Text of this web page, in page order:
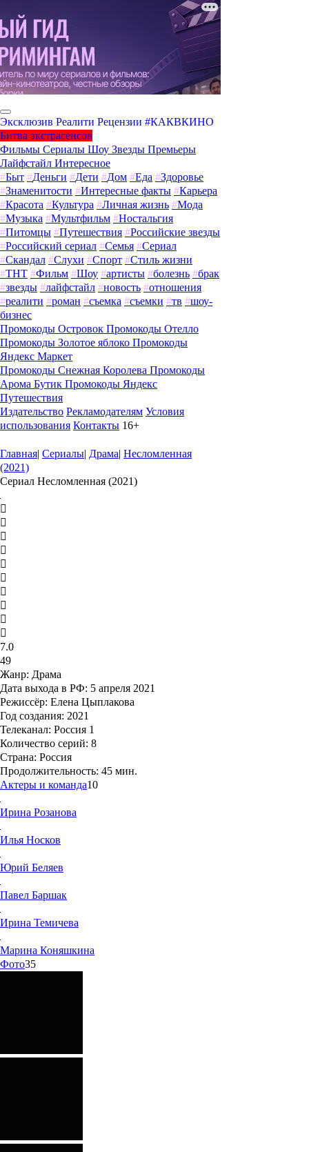
Эксклюзив Реалити Рецензии #КАКВКИНО
Битва экстрасенсов
Фильмы Сериалы Шоу Звезды Премьеры
Лайфстайл Интересное
#Быт #Деньги #Дети #Дом #Еда #Здоровье
#Знаменитости #Интересные факты #Карьера
#Красота #Культура #Личная жизнь #Мода
#Музыка #Мультфильм #Ностальгия
#Питомцы #Путешествия #Российские звезды
#Российский сериал #Семья #Сериал
#Скандал #Слухи #Спорт #Стиль жизни
#ТНТ #Фильм #Шоу #артисты #болезнь #брак
#звезды #лайфстайл #новость #отношения
#реалити #роман #съемка #съемки #тв #шоу-
бизнес
Промокоды Островок Промокоды Отелло
Промокоды Золотое яблоко Промокоды
Яндекс Маркет
Промокоды Снежная Королева Промокоды
Арома Бутик Промокоды Яндекс
Путешествия
Издательство Рекламодателям Условия
использования Контакты 16+
Главная| Сериалы| Драма| Несломленная
(2021)
Сериал Несломленная (2021)
7.0
49
Жанр: Драма
Дата выхода в РФ: 5 апреля 2021
Режиссёр: Елена Цыплакова
Год создания: 2021
Телеканал: Россия 1
Количество серий: 8
Страна: Россия
Продолжительность: 45 мин.
Актеры и команда10
Ирина Розанова
Илья Носков
Юрий Беляев
Павел Баршак
Ирина Темичева
Марина Коняшкина
Фото35